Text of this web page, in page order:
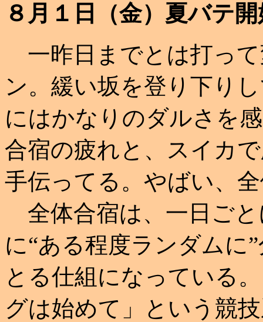
８月１日（金）夏バテ
一昨日までとは打っ
ン。緩い坂を登り下り
にはかなりのダルさを
合宿の疲れと、スイカ
手伝ってる。やばい、
全体合宿は、一日ご
に“ある程度ランダムに
とる仕組になっている
グは始めて」という競